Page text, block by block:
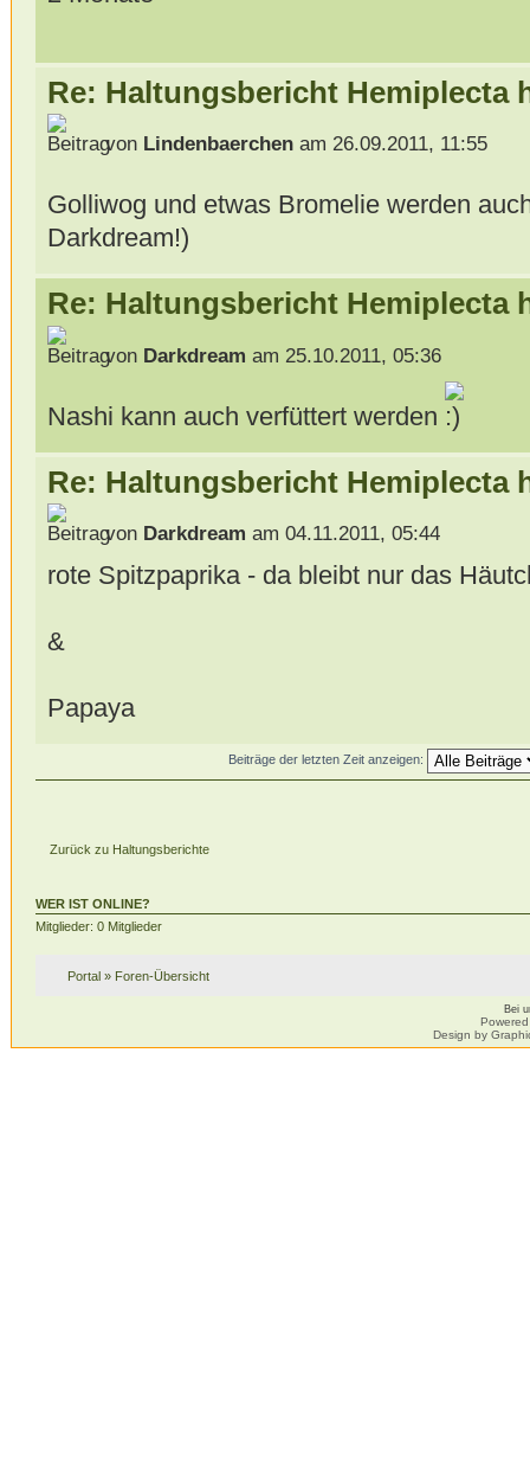
Re: Haltungsbericht Hemiplecta
von Lindenbaerchenam 26.09.2011, 11:55
Golliwog und etwas Bromelie werden
Darkdream!)
Re: Haltungsbericht Hemiplecta
von Darkdream am 25.10.2011, 05:36
Nashi kann auch verfüttert werden
Re: Haltungsbericht Hemiplecta
von Darkdream am 04.11.2011, 05:44
rote Spitzpaprika - da bleibt nur das
&
Papaya
Beiträge der letzten Zeit anzeigen:
Zurück zu Haltungsberichte
WER IST ONLINE?
Mitglieder: 0 Mitglieder
Portal» Foren-Übersicht
Bei
Design by